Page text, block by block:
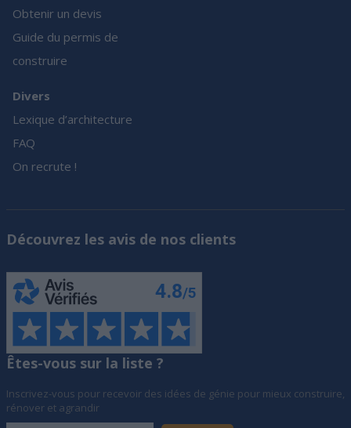
Obtenir un devis
Guide du permis de
construire
Divers
Lexique d’architecture
FAQ
On recrute !
Découvrez les avis de nos clients
Êtes-vous sur la liste ?
Inscrivez-vous pour recevoir des idées de génie pour mieux construire,
rénover et agrandir